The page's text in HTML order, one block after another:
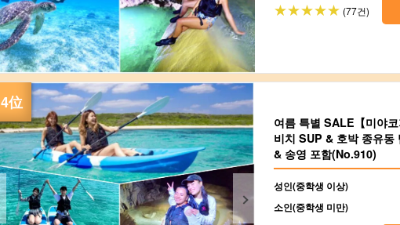
(77건)
여름 특별 SALE【미야
비치 SUP & 호박 종유
& 송영 포함(No.910)
성인(중학생 이상)
소인(중학생 미만)